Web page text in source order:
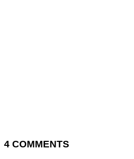
4 COMMENTS